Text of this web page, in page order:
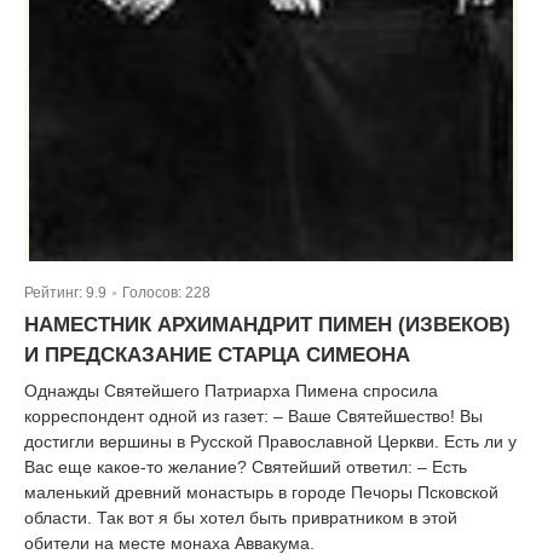
Рейтинг: 9.9 Голосов: 228
НАМЕСТНИК АРХИМАНДРИТ ПИМЕН (ИЗВЕКОВ)
И ПРЕДСКАЗАНИЕ СТАРЦА СИМЕОНА
Однажды Святейшего Патриарха Пимена спросила
корреспондент одной из газет: – Ваше Святейшество! Вы
достигли вершины в Русской Православной Церкви. Есть ли у
Вас еще какое-то желание? Святейший ответил: – Есть
маленький древний монастырь в городе Печоры Псковской
области. Так вот я бы хотел быть привратником в этой
обители на месте монаха Аввакума.